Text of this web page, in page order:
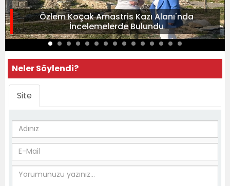
Özlem Koçak Amastris Kazı Alanı'nda
İncelemelerde Bulundu
Neler Söylendi?
Site